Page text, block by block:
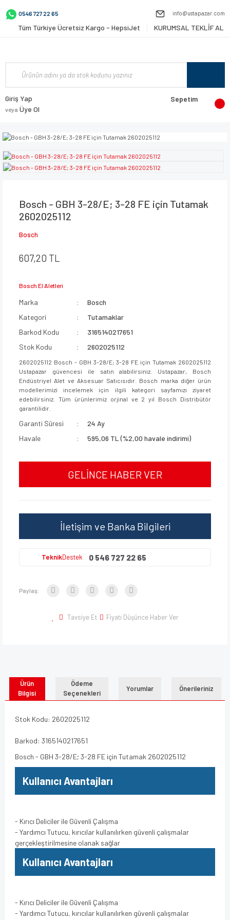
0546 727 22 65 info@ustapazar.com
Tüm Türkiye Ücretsiz Kargo - HepsiJet KURUMSAL TEKLİF AL
Giriş Yap
veya Üye Ol
Sepetim
Bosch - GBH 3-28/E; 3-28 FE için Tutamak
2602025112
Bosch
607,20 TL
Bosch El Aletleri
Marka
Bosch
Kategori
Tutamaklar
Barkod Kodu
3165140217651
Stok Kodu
2602025112
2602025112 Bosch - GBH 3-28/E; 3-28 FE için Tutamak 2602025112
Ustapazar güvencesi ile satın alabilirsiniz. Ustapazar, Bosch
Endüstriyel Alet ve Aksesuar Satıcısıdır. Bosch marka diğer ürün
modellerimizi incelemek için ilgili kategori sayfamızı ziyaret
edebilirsiniz. Tüm ürünlerimiz orjinal ve 2 yıl Bosch Distribütör
garantilidir.
Garanti Süresi
24 Ay
Havale
595,06 TL (%2,00 havale indirimi)
GELİNCE HABER VER
İletişim ve Banka Bilgileri
TeknikDestek 0 546 727 22 65
Paylaş:
Tavsiye Et Fiyatı Düşünce Haber Ver
Ürün
Bilgisi
Ödeme
Seçenekleri
Yorumlar Önerileriniz
Stok Kodu: 2602025112
Barkod: 3165140217651
Bosch - GBH 3-28/E; 3-28 FE için Tutamak 2602025112
Kullanıcı Avantajları
- Kırıcı Deliciler ile Güvenli Çalışma
- Yardımcı Tutucu, kırıcılar kullanılırken güvenli çalışmalar
gerçekleştirilmesine olanak sağlar
Kullanıcı Avantajları
- Kırıcı Deliciler ile Güvenli Çalışma
- Yardımcı Tutucu, kırıcılar kullanılırken güvenli çalışmalar